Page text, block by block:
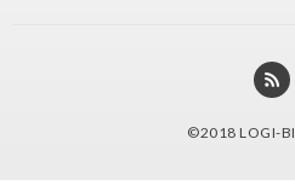
©2018 LOGI-